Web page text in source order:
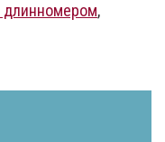
длинномером,